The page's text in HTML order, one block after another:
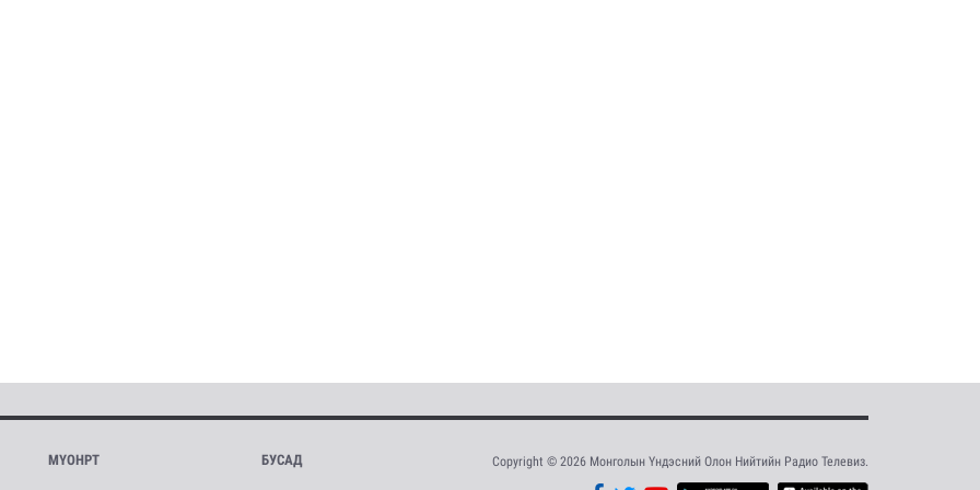
МҮОНРТ БУСАД Copyright © 2026 Монголын Үндэсний Олон Нийтийн Радио Телевиз.